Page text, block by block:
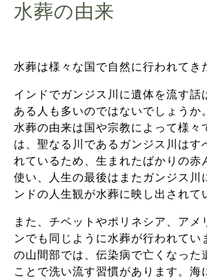
水葬の由来
水葬は様々な国で自然に行われてき
インドでガンジス川に遺体を流す話
ある人も多いのではないでしょうか。
水葬の由来は国や宗教によって様々
は、聖なる川であるガンジス川はす
れているため、生まれたばかりの赤
使い、人生の最後はまたガンジス川
ンドの人生観が水葬に映し出されて
また、チベットやポリネシア、アメ
ンでも同じように水葬が行われてい
の山間部では、伝染病で亡くなった
ことで洗い流す習慣があります。海